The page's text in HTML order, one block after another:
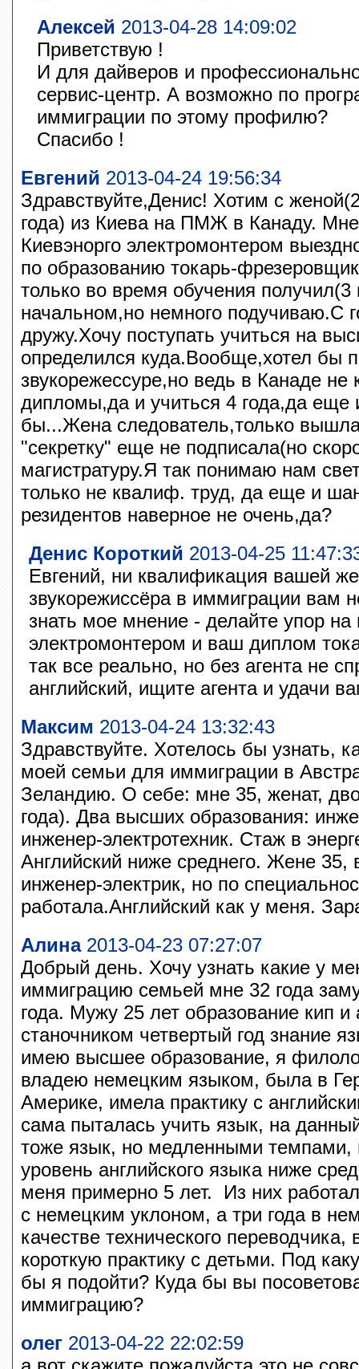
Алексей 2013-04-28 14:09:02
Приветствую !
И для дайверов и
сервис-центр. А возможно по
иммиграции по этому профилю?
Спасибо !
Евгений 2013-04-24 19:56:34
Здравствуйте,Денис! Хотим с
года) из Киева на ПМЖ в Канаду.
Киевэнорго электромонтером
по образованию токарь-
только во время обучения получил(3
начальном,но немного подучиваю.С
дружу.Хочу поступать учиться на
определился куда.Вообще,хотел бы
звукорежессуре,но ведь в Канаде не
дипломы,да и учиться 4 года,да еще
бы...Жена следователь,только
"секретку" еще не подписала(но
магистратуру.Я так понимаю нам
только не квалиф. труд, да еще и
резидентов наверное не очень,да?
Денис Короткий 2013-04-25
Евгений, ни квалификация вашей
звукорежиссёра в иммиграции вам
знать мое мнение - делайте упор
электромонтером и ваш диплом
так все реально, но без агента не
английский, ищите агента и удачи
Максим 2013-04-24 13:32:43
Здравствуйте. Хотелось бы узнать,
моей семьи для иммиграции в
Зеландию. О себе: мне 35, женат,
года). Два высших образования:
инженер-электротехник. Стаж в
Английский ниже среднего. Жене
инженер-электрик, но по
работала.Английский как у меня.
Алина2013-04-23 07:27:07
Добрый день. Хочу узнать какие у
иммиграцию семьей мне 32 года
года. Мужу 25 лет образование кип и
станочником четвертый год знание
имею высшее образование, я
владею немецким языком, была в
Америке, имела практику с
сама пыталась учить язык, на
тоже язык, но медленными темпами,
уровень английского языка ниже
меня примерно 5 лет. Из них
с немецким уклоном, а три года в
качестве технического
короткую практику с детьми. Под
бы я подойти? Куда бы вы
иммиграцию?
олег 2013-04-22 22:02:59